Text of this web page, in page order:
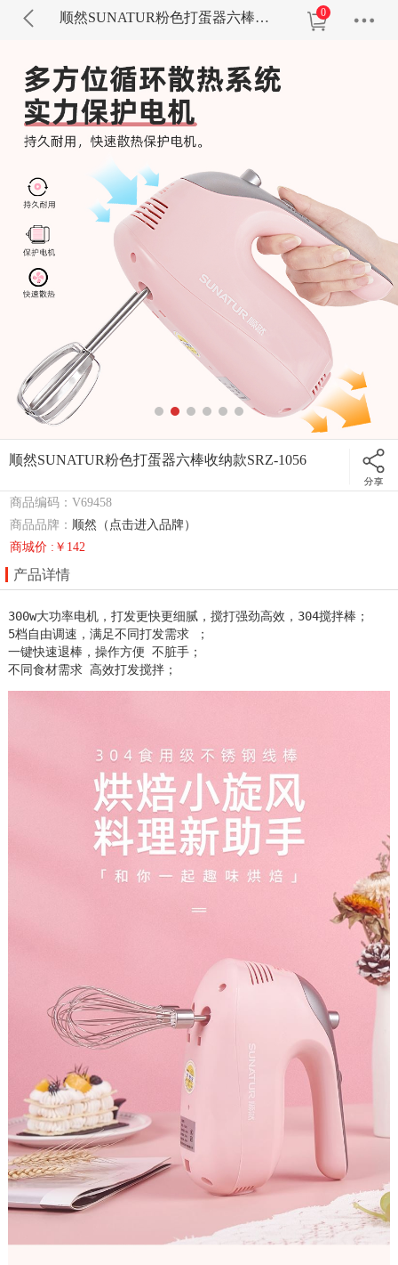
顺然SUNATUR粉色打蛋器六棒收纳款SRZ-1056 0
顺然SUNATUR粉色打蛋器六棒收纳款SRZ-1056
商品编码：V69458
商品品牌： 顺然（点击进入品牌）
商城价 :￥142
产品详情
300w大功率电机，打发更快更细腻，搅打强劲高效，304搅拌棒；
5档自由调速，满足不同打发需求 ；
一键快速退棒，操作方便 不脏手；
不同食材需求 高效打发搅拌；